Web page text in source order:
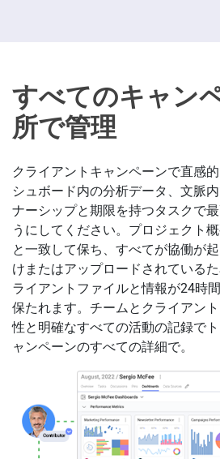
すべてのキャン
所で管理
クライアントキャンペーンで直感
シュボード内の分析データ、文脈
ナーシップと期限を持つタスクで
うにしてください。プロジェクト
と一致して保ち、すべてが協働が
けまたはアップロードされている
ライアントファイルと情報が24時
保たれます。チームとクライアン
性と明確なすべての活動の記録で
ャンペーンのすべての詳細で。